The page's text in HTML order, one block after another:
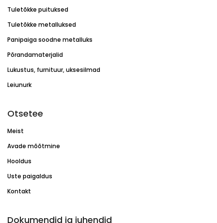
Tuletõkke puituksed
Tuletõkke metalluksed
Panipaiga soodne metalluks
Põrandamaterjalid
Lukustus, furnituur, uksesilmad
Leiunurk
Otsetee
Meist
Avade mõõtmine
Hooldus
Uste paigaldus
Kontakt
Dokumendid ja juhendid